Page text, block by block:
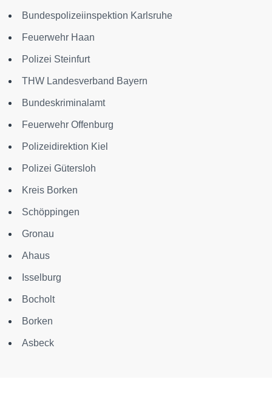
Bundespolizeiinspektion Karlsruhe
Feuerwehr Haan
Polizei Steinfurt
THW Landesverband Bayern
Bundeskriminalamt
Feuerwehr Offenburg
Polizeidirektion Kiel
Polizei Gütersloh
Kreis Borken
Schöppingen
Gronau
Ahaus
Isselburg
Bocholt
Borken
Asbeck